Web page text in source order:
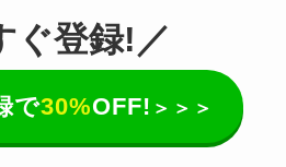
ぐ登録!／
で30%OFF! ＞＞＞